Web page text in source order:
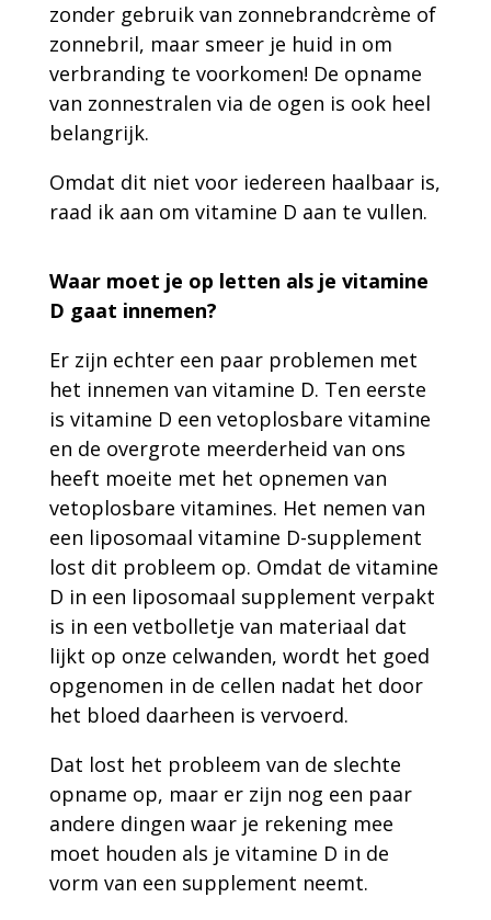
zonder gebruik van zonnebrandcrème of
zonnebril, maar smeer je huid in om
verbranding te voorkomen! De opname
van zonnestralen via de ogen is ook heel
belangrijk.
Omdat dit niet voor iedereen haalbaar is,
raad ik aan om vitamine D aan te vullen.
Waar moet je op letten als je vitamine
D gaat innemen?
Er zijn echter een paar problemen met
het innemen van vitamine D. Ten eerste
is vitamine D een vetoplosbare vitamine
en de overgrote meerderheid van ons
heeft moeite met het opnemen van
vetoplosbare vitamines. Het nemen van
een liposomaal vitamine D-supplement
lost dit probleem op. Omdat de vitamine
D in een liposomaal supplement verpakt
is in een vetbolletje van materiaal dat
lijkt op onze celwanden, wordt het goed
opgenomen in de cellen nadat het door
het bloed daarheen is vervoerd.
Dat lost het probleem van de slechte
opname op, maar er zijn nog een paar
andere dingen waar je rekening mee
moet houden als je vitamine D in de
vorm van een supplement neemt.